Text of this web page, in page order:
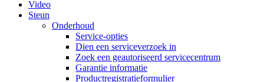
Video
Steun
Onderhoud
Service-opties
Dien een serviceverzoek in
Zoek een geautoriseerd servicecentrum
Garantie informatie
Productregistratieformulier